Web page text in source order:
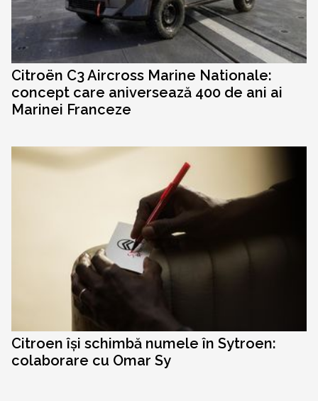
Citroën C3 Aircross Marine Nationale:
concept care aniversează 400 de ani ai
Marinei Franceze
Citroen își schimbă numele în Sytroen:
colaborare cu Omar Sy